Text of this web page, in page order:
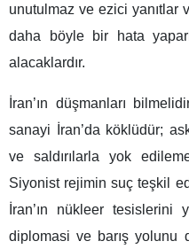
unutulmaz ve ezici yanıtlar
daha böyle bir hata
alacaklardır.
İran’ın düşmanları
sanayi İran’da köklüdür;
ve saldırılarla yok
Siyonist rejimin suç teşkil
İran’ın nükleer tesislerini
diplomasi ve barış yolunu